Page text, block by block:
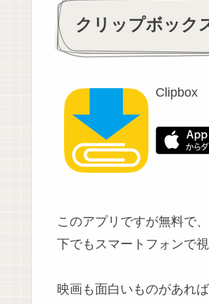
クリップボック
Clipbox
このアプリですが無料で
下でもスマートフォンで
映画も面白いものがあれ